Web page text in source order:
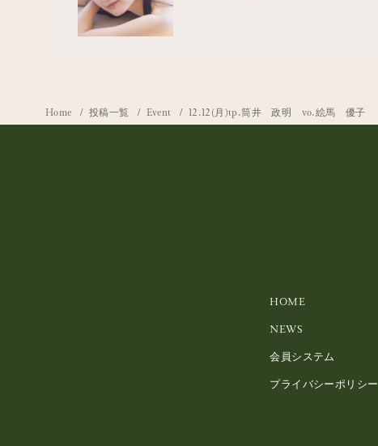
Home 投稿一覧 Event 12.12(月)tp.筒井 政明 vo.絵馬 優子
HOME
NEWS
会員システム
プライバシーポリシー